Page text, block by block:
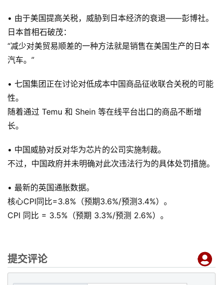
• 由于美国提高关税，威胁到日本经济的衰退——彭博社。
日本首相石破茂：
“减少对美贸易顺差的一种方法就是销售在美国生产的日本
汽车。”
• 七国集团正在讨论对低成本中国商品征收联合关税的可能
性。
随着通过 Temu 和 Shein 等在线平台出口的商品不断增
长。
• 中国威胁对反对华为芯片的公司实施制裁。
不过，中国政府并未明确对此次违法行为的具体处罚措施。
• 最新的英国通胀数据。
核心CPI同比=3.8%（预期3.6%/预测3.4%）。
CPI 同比 = 3.5%（预期 3.3%/预测 2.6%）。
提交评论